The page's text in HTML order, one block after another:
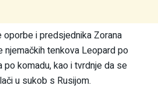
i predsjednika Zorana
njemačkih tenkova Leopard po
po komadu, kao i tvrdnje da se
u sukob s Rusijom.